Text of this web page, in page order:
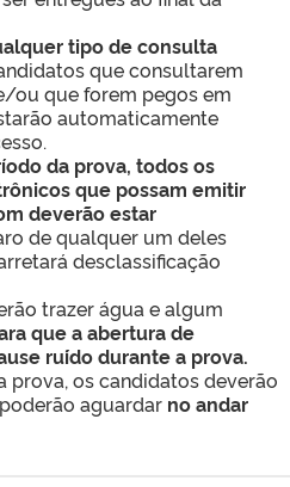
tipo de consulta
que consultarem
ou que forem pegos em
automaticamente
da prova, todos os
que possam emitir
deverão estar
de qualquer um deles
desclassificação
trazer água e algum
que a abertura de
ru´ído durante a prova.
prova, os candidatos deverão
aguardar no andar